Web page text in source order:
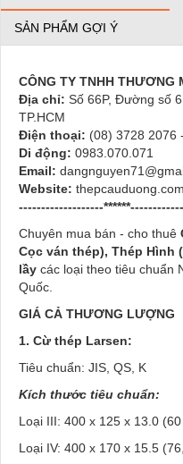
SẢN PHẨM GỢI Ý
CÔNG TY TNHH THƯƠNG
Địa chỉ: Số 66P, Đường số
TP.HCM
Điện thoại: (08) 3728 2076 -
Di động: 0983.070.071
Email:
Website:
-------------------
Chuyên mua bán - cho thuê
Cọc ván thép), Thép Hình
lầy các loại theo tiêu chuẩn
Quốc.
GIÁ CẢ THƯƠNG LƯỢNG
1. Cừ thép Larsen:
Tiêu chuẩn: JIS, QS, K
Kích thước tiêu chuẩn:
Loại III: 400 x 125 x 13.0
Loại IV: 400 x 170 x 15.5